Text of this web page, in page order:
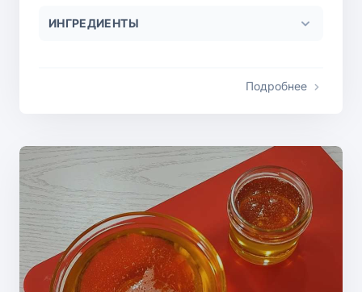
ИНГРЕДИЕНТЫ
Подробнее